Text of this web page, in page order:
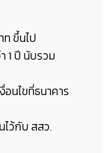
ขึ้นไป
1 ปี นับรวม
อนไขที่ธนาคาร
ไว้กับ สสว.